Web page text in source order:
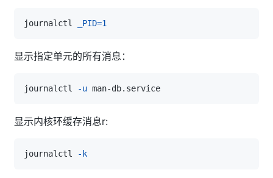
journalctl _PID=1
显示指定单元的所有消息：
journalctl -u
显示内核环缓存消息r:
journalctl -k